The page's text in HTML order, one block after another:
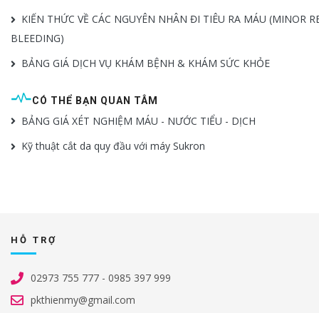
KIẾN THỨC VỀ CÁC NGUYÊN NHÂN ĐI TIÊU RA MÁU (MINOR
BLEEDING)
BẢNG GIÁ DỊCH VỤ KHÁM BỆNH & KHÁM SỨC KHỎE
CÓ THỂ BẠN QUAN TÂM
BẢNG GIÁ XÉT NGHIỆM MÁU - NƯỚC TIỂU - DỊCH
Kỹ thuật cắt da quy đầu với máy Sukron
HỖ TRỢ
02973 755 777 - 0985 397 999
pkthienmy@gmail.com